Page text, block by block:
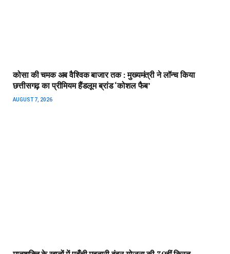
कोसा की चमक अब वैश्विक बाजार तक : मुख्यमंत्री ने लॉन्च किया
छत्तीसगढ़ का प्रीमियम हैंडलूम ब्रांड ‘कोशल फैब’
AUGUST 7, 2026